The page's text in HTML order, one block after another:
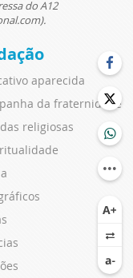
do A12
aparecida
da fraternidade
religiosas